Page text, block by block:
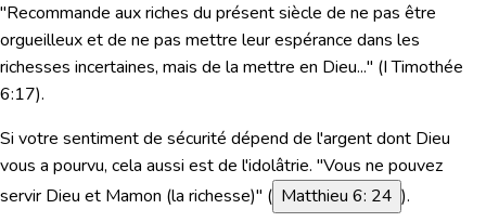
"Recommande aux riches du présent siècle de ne pas être
orgueilleux et de ne pas mettre leur espérance dans les
richesses incertaines, mais de la mettre en Dieu..." (I Timothée
6:17).
Si votre sentiment de sécurité dépend de l'argent dont Dieu
vous a pourvu, cela aussi est de l'idolâtrie. "Vous ne pouvez
servir Dieu et Mamon (la richesse)" ( Matthieu 6: 24 ).